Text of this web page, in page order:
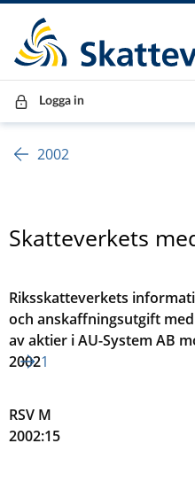
Till innehåll
Till navigationen
Till chattrobot
Logga in
2002
Skatteverkets
Riksskatteverkets
och anskaffningsutgift
av aktier i AU-System AB
20021
RSV M
2002:15